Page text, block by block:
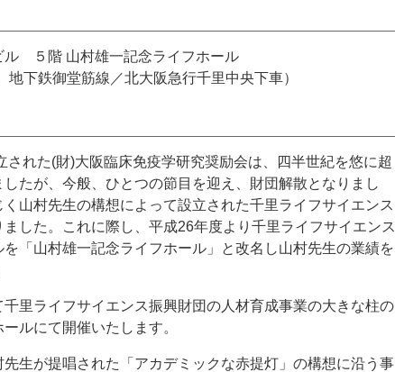
ル ５階 山村雄一記念ライフホール
地下鉄御堂筋線／北大阪急行千里中央下車）
れた(財)大阪臨床免疫学研究奨励会は、四半世紀を悠に超
たが、今般、ひとつの節目を迎え、財団解散となりまし
山村先生の構想によって設立された千里ライフサイエンス
した。これに際し、平成26年度より千里ライフサイエンス
「山村雄一記念ライフホール」と改名し山村先生の業績を
里ライフサイエンス振興財団の人材育成事業の大きな柱の
ルにて開催いたします。
生が提唱された「アカデミックな赤提灯」の構想に沿う事